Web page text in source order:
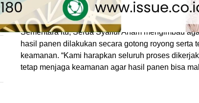
Sementara itu, Serda Syaiful Anam mengimbau
hasil panen dilakukan secara gotong royong serta
keamanan. “Kami harapkan seluruh proses
tetap menjaga keamanan agar hasil panen bisa